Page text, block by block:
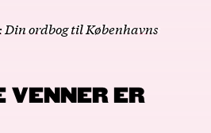
ordbog til Københavns
VENNER ER